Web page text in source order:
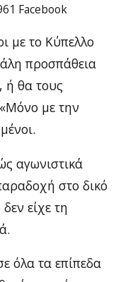
Facebook
με το Κύπελλο
προσπάθεια
ή θα τους
με την
αγωνιστικά
στο δικό
είχε τη
όλα τα επίπεδα